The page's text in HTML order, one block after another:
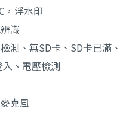
，浮水印
識
測、無SD卡、SD卡已滿、
、電壓檢測
克風